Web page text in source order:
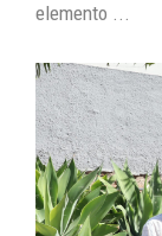
elemento ...